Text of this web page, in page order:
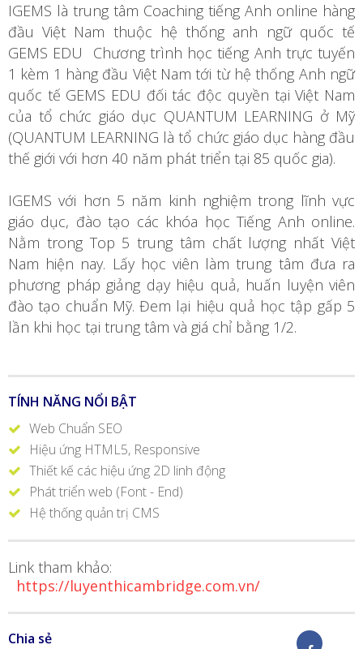
IGEMS là trung tâm Coaching tiếng Anh online hàng
đầu Việt Nam thuộc hệ thống anh ngữ quốc tế
GEMS EDU Chương trình học tiếng Anh trực tuyến
1 kèm 1 hàng đầu Việt Nam tới từ hệ thống Anh ngữ
quốc tế GEMS EDU đối tác độc quyền tại Việt Nam
của tổ chức giáo dục QUANTUM LEARNING ở Mỹ
(QUANTUM LEARNING là tổ chức giáo dục hàng đầu
thế giới với hơn 40 năm phát triển tại 85 quốc gia).
IGEMS với hơn 5 năm kinh nghiệm trong lĩnh vực
giáo dục, đào tạo các khóa học Tiếng Anh online.
Nằm trong Top 5 trung tâm chất lượng nhất Việt
Nam hiện nay. Lấy học viên làm trung tâm đưa ra
phương pháp giảng dạy hiệu quả, huấn luyện viên
đào tạo chuẩn Mỹ. Đem lại hiệu quả học tập gấp 5
lần khi học tại trung tâm và giá chỉ bằng 1/2.
TÍNH NĂNG NỔI BẬT
Web Chuẩn SEO
Hiệu ứng HTML5, Responsive
Thiết kế các hiệu ứng 2D linh động
Phát triển web (Font - End)
Hệ thống quản trị CMS
Link tham khảo:
https://luyenthicambridge.com.vn/
Chia sẻ